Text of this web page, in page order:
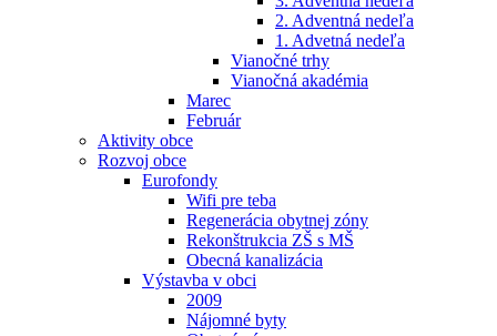
2. Adventná nedeľa
1. Advetná nedeľa
Vianočné trhy
Vianočná akadémia
Marec
Február
Aktivity obce
Rozvoj obce
Eurofondy
Wifi pre teba
Regenerácia obytnej zóny
Rekonštrukcia ZŠ s MŠ
Obecná kanalizácia
Výstavba v obci
2009
Nájomné byty